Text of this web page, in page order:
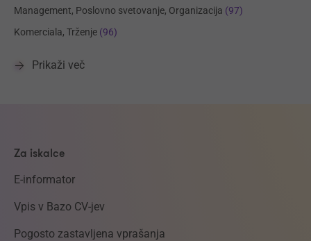
Management, Poslovno svetovanje, Organizacija (97)
Komerciala, Trženje (96)
Prikaži več
Za iskalce
E-informator
Vpis v Bazo CV-jev
Pogosto zastavljena vprašanja